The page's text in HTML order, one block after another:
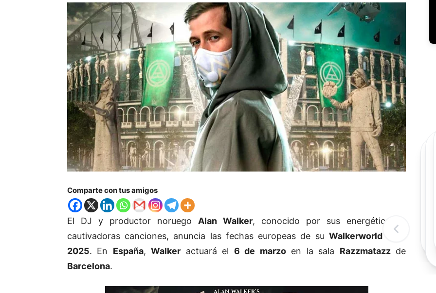
Comparte con tus amigos
El DJ y productor noruego Alan Walker, conocido por sus energéticas y
cautivadoras canciones, anuncia las fechas europeas de su Walkerworld Tour
2025. En España,Walker actuará el 6 de marzoen la sala Razzmatazzde
Barcelona.